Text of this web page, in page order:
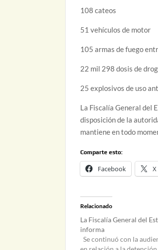
108 cateos
51 vehículos de motor
105 armas de fuego
22 mil 298 dosis de
25 explosivos de uso
La Fiscalía General del
disposición de la
mantiene en todo
Comparte esto:
Facebook X
Relacionado
La Fiscalía General del
informa
Se continuó con la